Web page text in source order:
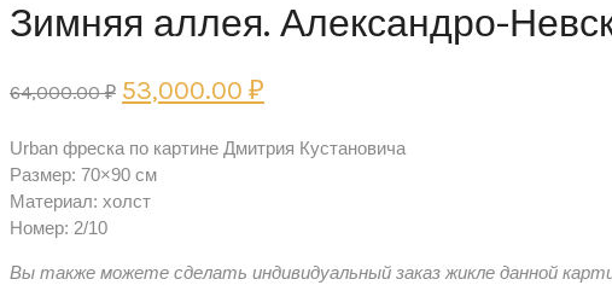
Зимняя аллея. Александро-
64,000.00 ₽ Первоначальная
составляла
64,000.00 ₽.
53,000.00 ₽
53,000.00 ₽.
Urban фреска по картине Дмитрия Кустановича
Размер: 70×90 см
Материал: холст
Номер: 2/10
Вы также можете сделать индивидуальный заказ жикле данной